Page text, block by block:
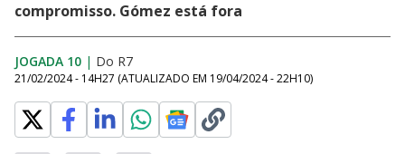
compromisso. Gómez está fora
JOGADA 10 | Do R7
21/02/2024 - 14H27 (ATUALIZADO EM 19/04/2024 - 22H10)